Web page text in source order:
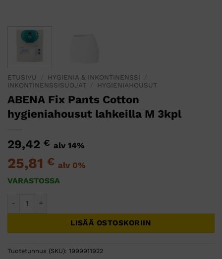
ETUSIVU HYGIENIA & INKONTINENSSI
INKONTINENSSISUOJAT
HYGIENIAHOUSUT
ABENA Fix Pants Cotton
hygieniahousut lahkeilla M 3kpl
29,42 € alv 14%
25,81 € alv 0%
VARASTOSSA
LISÄÄ OSTOSKORIIN
Tuotetunnus (SKU): 1999911922